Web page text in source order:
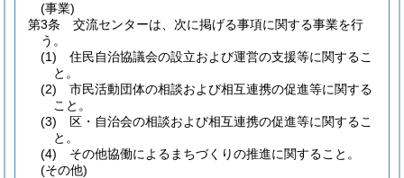
(事業)
第3条
交流センターは、次に掲げる事項に関する事業を行
う。
(1)
住民自治協議会の設立および運営の支援等に関するこ
と。
(2)
市民活動団体の相談および相互連携の促進等に関する
こと。
(3)
区・自治会の相談および相互連携の促進等に関するこ
と。
(4)
その他協働によるまちづくりの推進に関すること。
(その他)